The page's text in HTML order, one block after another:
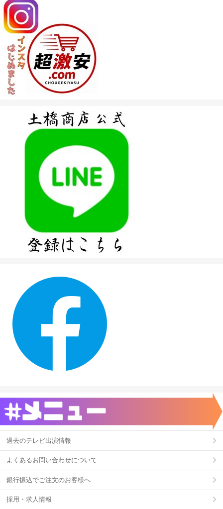
過去のテレビ出演情報
よくあるお問い合わせについて
銀行振込でご注文のお客様へ
採用・求人情報